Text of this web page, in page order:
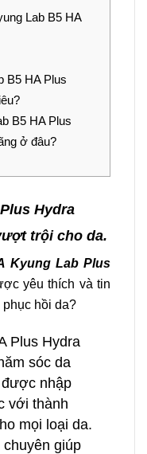
Lab B5 HA
B5 HA Plus
B5 HA Plus
ở đâu?
Hydra
trội cho da.
Kyung Lab Plus
yêu thích và tin
hồi da?
Plus Hydra
sóc da
nhập
với thành
mọi loại da.
giúp